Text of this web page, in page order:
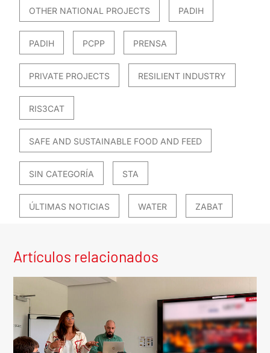
OTHER NATIONAL PROJECTS PADIH
PADIH PCPP PRENSA
PRIVATE PROJECTS RESILIENT INDUSTRY
RIS3CAT
SAFE AND SUSTAINABLE FOOD AND FEED
SIN CATEGORÍA STA
ÚLTIMAS NOTICIAS WATER ZABAT
Artículos relacionados